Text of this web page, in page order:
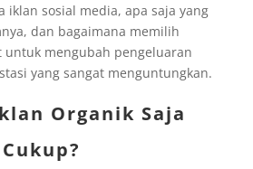
iklan sosial media, apa saja yang
dan bagaimana memilih
untuk mengubah pengeluaran
yang sangat menguntungkan.
Organik Saja